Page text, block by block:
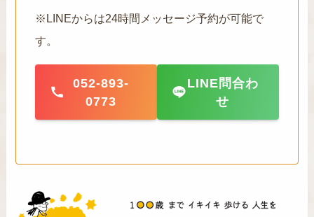
※LINEからは24時間メッセージ予約が可能で
す。
052-893-
0773
LINE問合わ
せ